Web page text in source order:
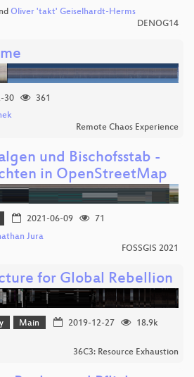
Oliver 'takt' Geiselhardt-Herms
DENOG14
30
361
Remote Chaos Experience
und Bischofsstab -
in OpenStreetMap
2021-06-09
71
Jura
FOSSGIS 2021
for Global Rebellion
Main 2019-12-27
18.9k
36C3: Resource Exhaustion